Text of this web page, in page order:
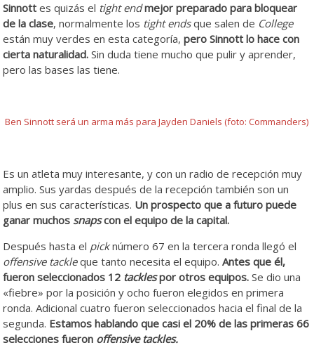
Sinnott es quizás el tight end mejor preparado para bloquear
de la clase, normalmente los tight endsque salen de College
están muy verdes en esta categoría,pero Sinnott lo hace con
cierta naturalidad. Sin duda tiene mucho que pulir y aprender,
pero las bases las tiene.
Ben Sinnott será un arma más para Jayden Daniels (foto: Commanders)
Es un atleta muy interesante, y con un radio de recepción muy
amplio. Sus yardas después de la recepción también son un
plus en sus características. Un prospecto que a futuro puede
ganar muchos snapscon el equipo de la capital.
Después hasta el picknúmero 67 en la tercera ronda llegó el
offensive tackleque tanto necesita el equipo.Antes que él,
fueron seleccionados 12 tacklespor otros equipos. Se dio una
«fiebre» por la posición y ocho fueron elegidos en primera
ronda. Adicional cuatro fueron seleccionados hacia el final de la
segunda. Estamos hablando que casi el 20% de las primeras 66
selecciones fueron offensive tackles.